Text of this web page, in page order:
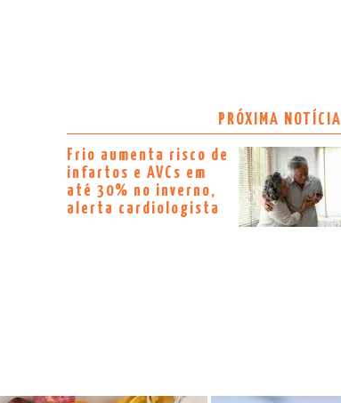
PRÓXIMA NOTÍCIA
Frio aumenta risco de
infartos e AVCs em
até 30% no inverno,
alerta cardiologista